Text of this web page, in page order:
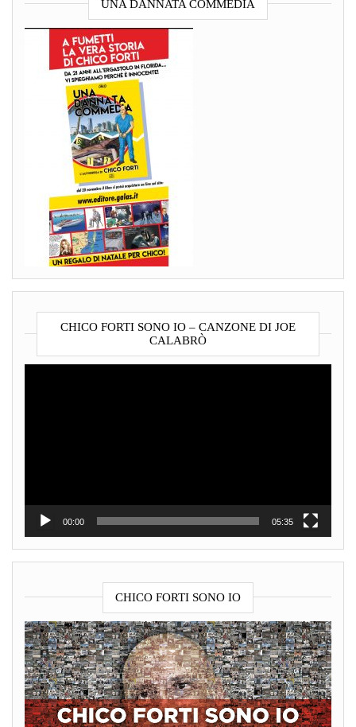
UNA DANNATA COMMEDIA
CHICO FORTI SONO IO – CANZONE DI JOE
CALABRÒ
00:00 05:35
CHICO FORTI SONO IO